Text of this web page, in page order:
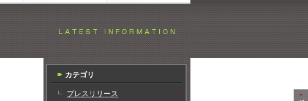
カテゴリ
プレスリリース